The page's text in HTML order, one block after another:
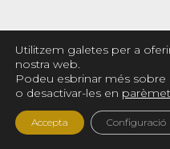
Carrer de Can
Plegamans938
Utilitzem galetes per a
nostra web.
Podeu esbrinar més
o desactivar-les en
Accepta Configuració